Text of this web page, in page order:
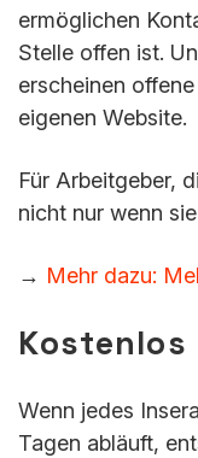
ermöglichen
Stelle offen ist.
erscheinen
eigenen Website.
Für Arbeitgeber,
nicht nur wenn
→ Mehr dazu:
Kostenlos
Wenn jedes
Tagen abläuft,